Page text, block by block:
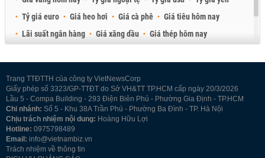
Tỷ giá euro
Giá heo hơi Giá cà phê
Giá tiêu hôm nay
Lãi suất ngân hàng
Giá xăng dầu
Giá thép hôm nay
Trang TTĐTTH của công ty VietNewsCorp
Giấy phép số 3323/GP-TTĐT do Sở VH&TT TP.HCM cấp ngày 20/3/2026
Lầu 5 - Compa Building - 293 Điện Biên Phủ - Phường Gia Định - TP.HCM
Chi nhánh: Số 5 - Khu 38A Trần Phú - Phường Ba Đình - TP. Hà Nội
Chịu trách nhiệm nội dung: Hoàng Hữu Lợi
Hotline: 0975798489
Email: info@vietnambiz.vn
Trách nhiệm về thông tin